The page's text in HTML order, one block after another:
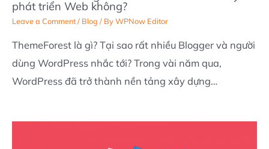
phát triển Web không?
Leave a Comment/ Blog / ByWPNow Editor
ThemeForest là gì? Tại sao rất nhiều Blogger và người
dùng WordPress nhắc tới? Trong vài năm qua,
WordPress đã trở thành nền tảng xây dựng…